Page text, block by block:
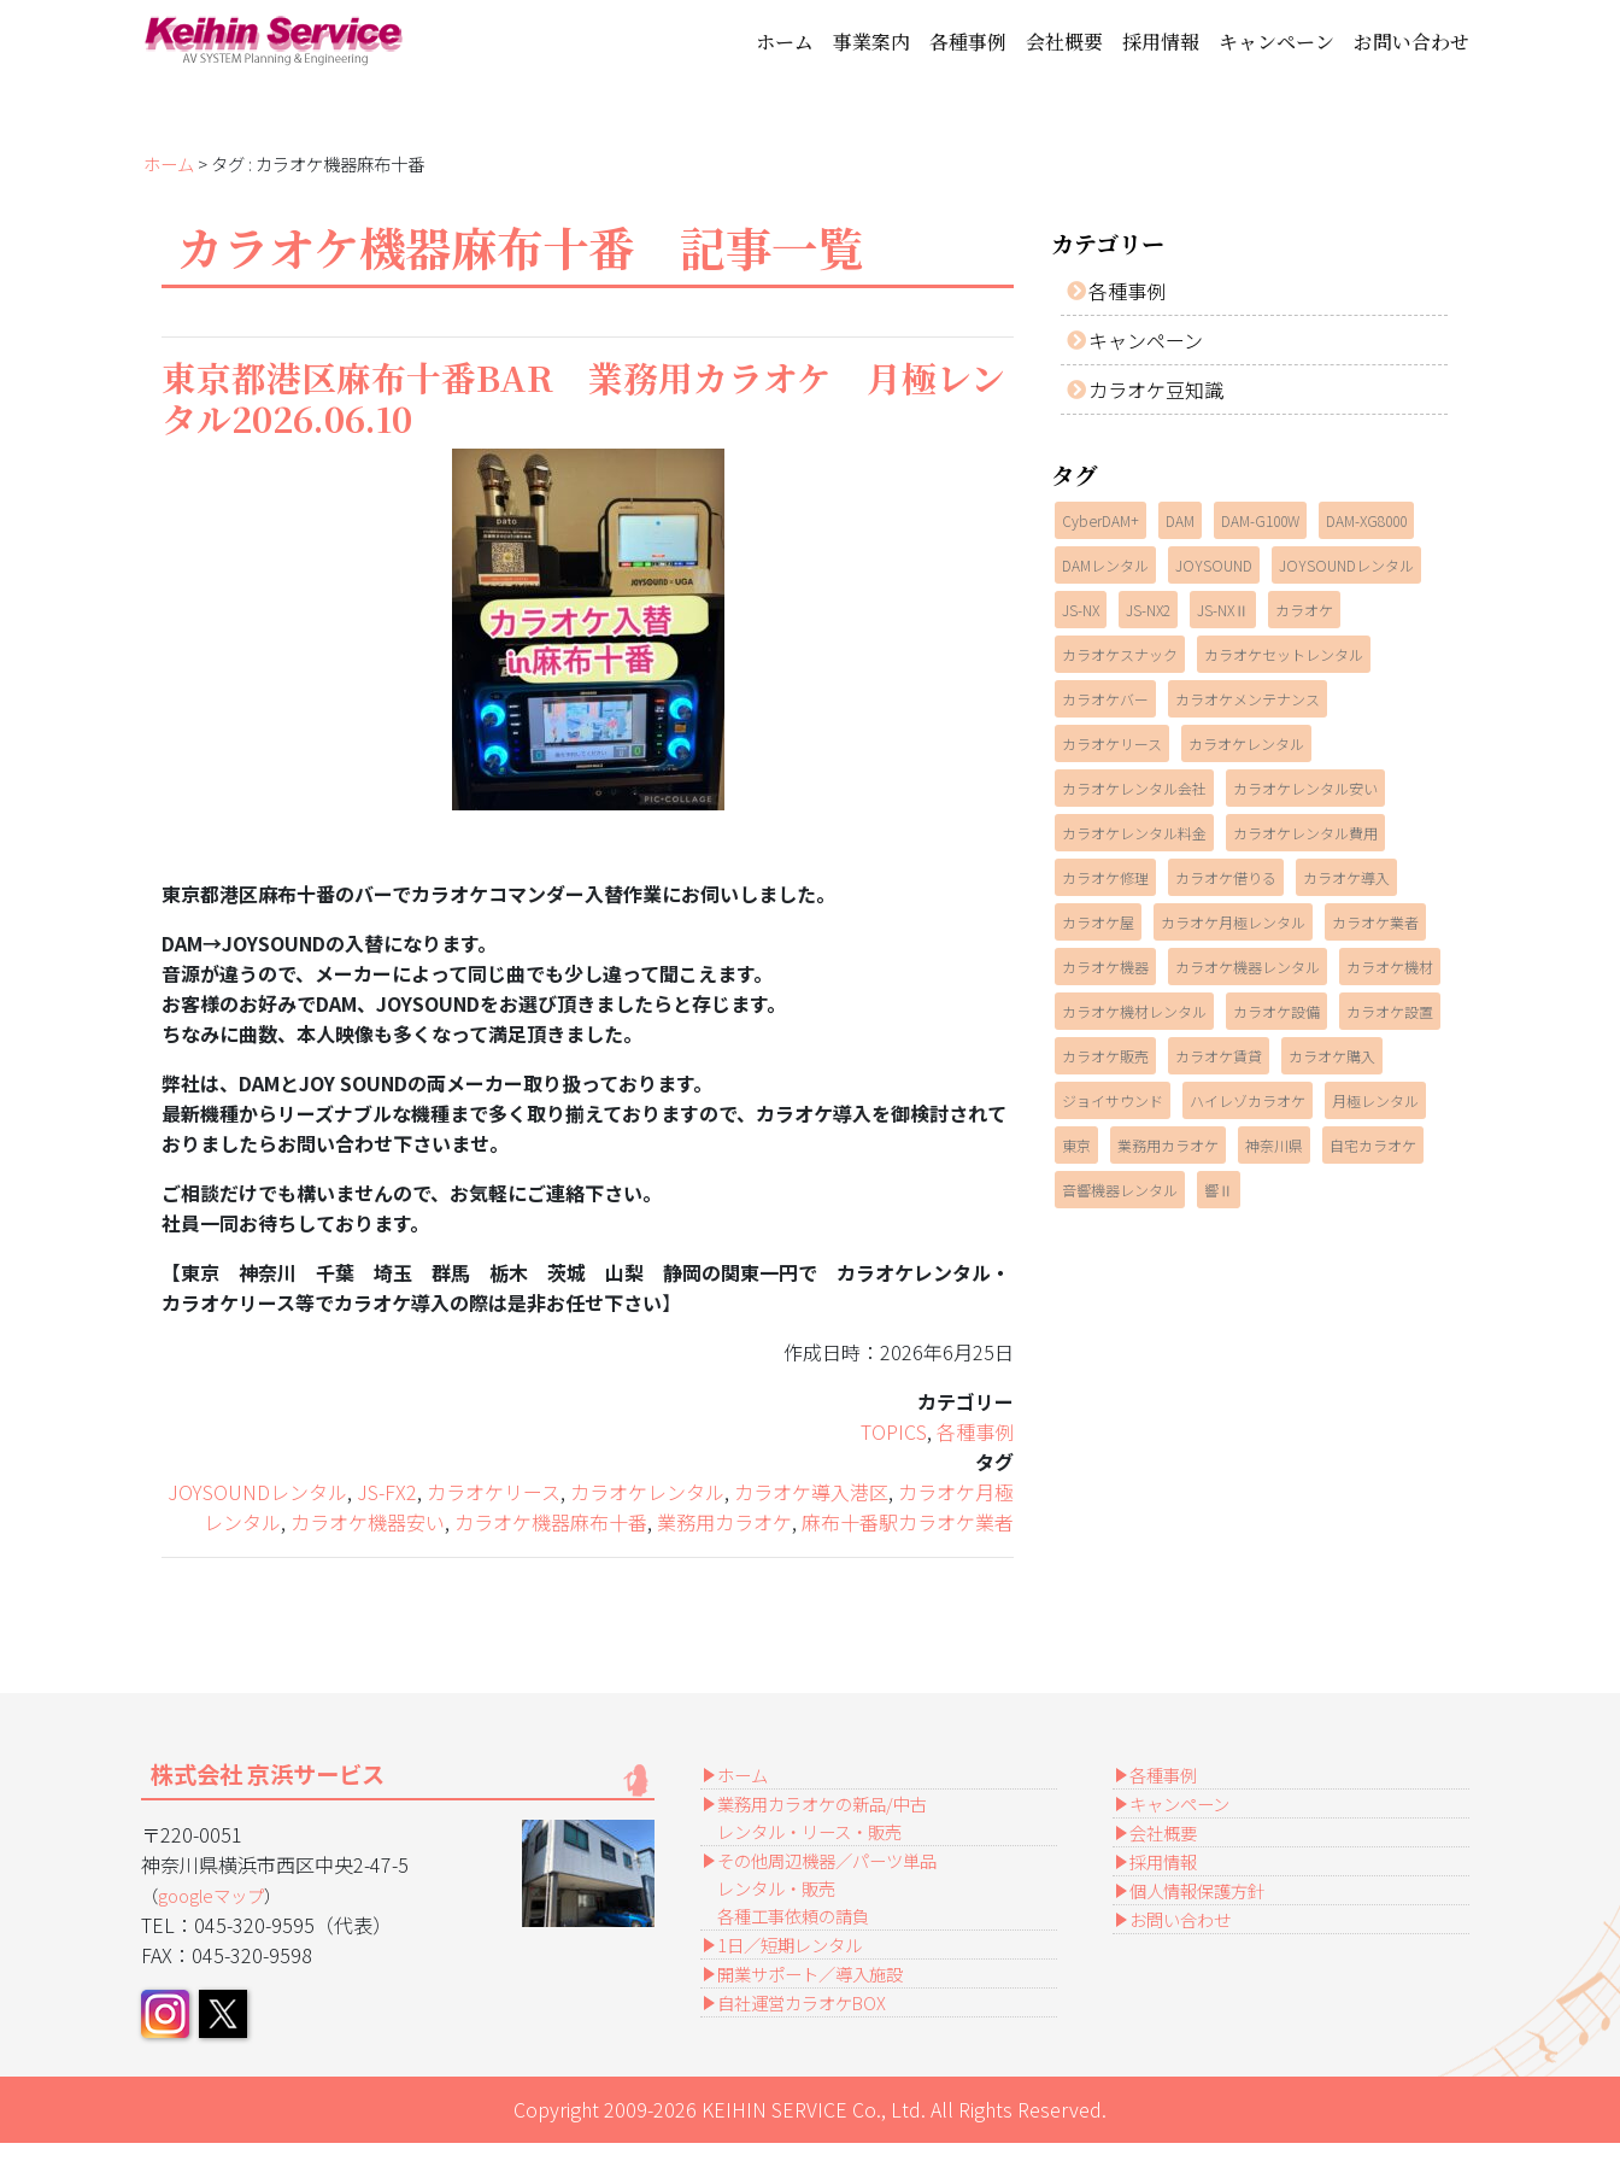
ホーム 事業案内 各種事例 会社概要 採用情報 キャンペーン お問い合わせ
ホーム > タグ : カラオケ機器麻布十番
カラオケ機器麻布十番 記事一覧
東京都港区麻布十番BAR 業務用カラオケ 月極レン
タル2026.06.10
東京都港区麻布十番のバーでカラオケコマンダー入替作業にお伺いしました。
DAM→JOYSOUNDの入替になります。
音源が違うので、メーカーによって同じ曲でも少し違って聞こえます。
お客様のお好みでDAM、JOYSOUNDをお選び頂きましたらと存じます。
ちなみに曲数、本人映像も多くなって満足頂きました。
弊社は、DAMとJOY SOUNDの両メーカー取り扱っております。
最新機種からリーズナブルな機種まで多く取り揃えておりますので、カラオケ導入を御検討されて
おりましたらお問い合わせ下さいませ。
ご相談だけでも構いませんので、お気軽にご連絡下さい。
社員一同お待ちしております。
【東京 神奈川 千葉 埼玉 群馬 栃木 茨城 山梨 静岡の関東一円で カラオケレンタル・
カラオケリース等でカラオケ導入の際は是非お任せ下さい】
作成日時：2026年6月25日
カテゴリー
TOPICS,各種事例
タグ
JOYSOUNDレンタル, JS-FX2, カラオケリース, カラオケレンタル, カラオケ導入港区, カラオケ月極
レンタル, カラオケ機器安い, カラオケ機器麻布十番, 業務用カラオケ,麻布十番駅カラオケ業者
カテゴリー
各種事例
キャンペーン
カラオケ豆知識
タグ
CyberDAM+ DAM DAM-G100W DAM-XG8000
DAMレンタル JOYSOUND JOYSOUNDレンタル
JS-NX JS-NX2 JS-NXⅡ カラオケ
カラオケスナック カラオケセットレンタル
カラオケバー カラオケメンテナンス
カラオケリース カラオケレンタル
カラオケレンタル会社 カラオケレンタル安い
カラオケレンタル料金 カラオケレンタル費用
カラオケ修理 カラオケ借りる カラオケ導入
カラオケ屋 カラオケ月極レンタル カラオケ業者
カラオケ機器 カラオケ機器レンタル カラオケ機材
カラオケ機材レンタル カラオケ設備 カラオケ設置
カラオケ販売 カラオケ賃貸 カラオケ購入
ジョイサウンド ハイレゾカラオケ 月極レンタル
東京 業務用カラオケ 神奈川県 自宅カラオケ
音響機器レンタル 響Ⅱ
株式会社 京浜サービス
〒220-0051
神奈川県横浜市西区中央2-47-5
（googleマップ）
TEL：045-320-9595（代表）
FAX：045-320-9598
ホーム
業務用カラオケの新品/中古
レンタル・リース・販売
その他周辺機器／パーツ単品
レンタル・販売
各種工事依頼の請負
1日／短期レンタル
開業サポート／導入施設
自社運営カラオケBOX
各種事例
キャンペーン
会社概要
採用情報
個人情報保護方針
お問い合わせ
Copyright 2009-2026 KEIHIN SERVICE Co., Ltd. All Rights Reserved.